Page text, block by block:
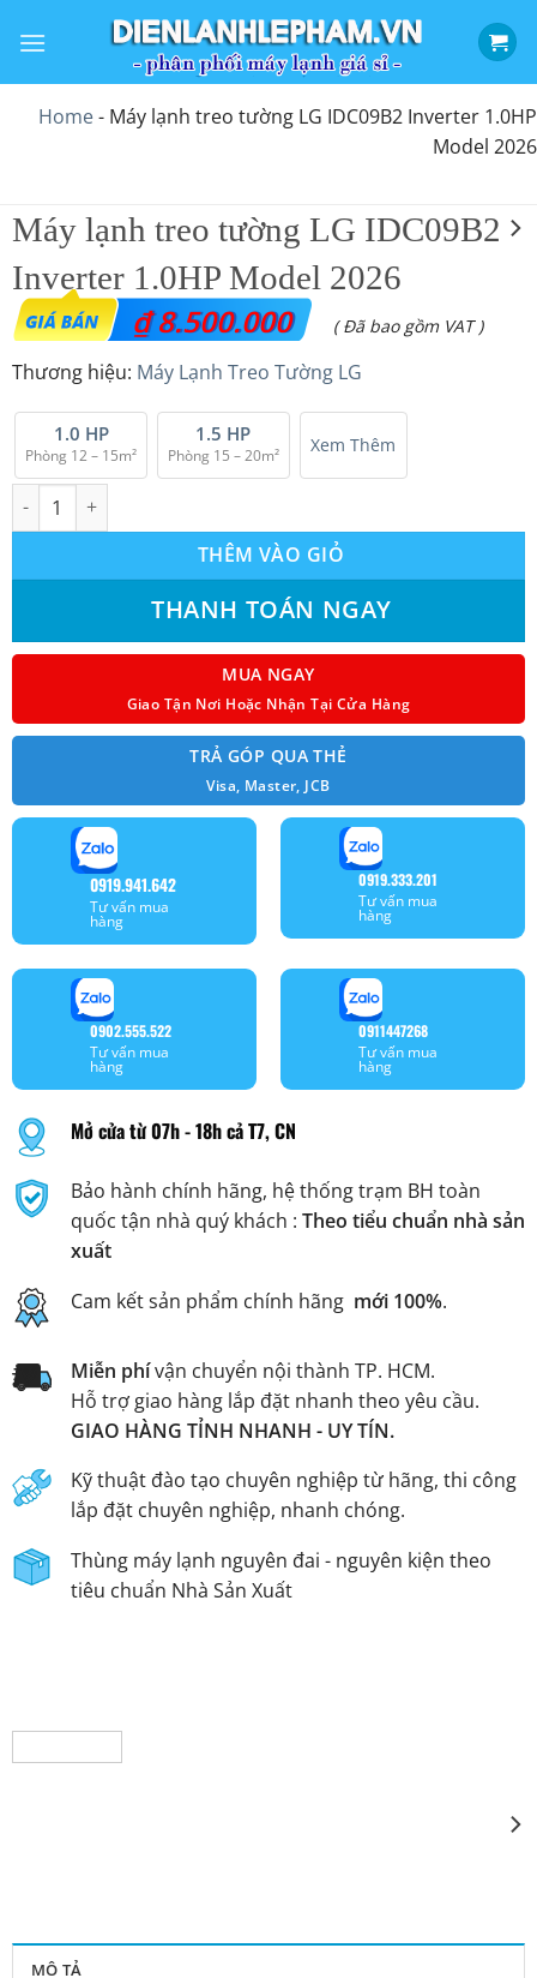
qua
dungHome- Máy lạnh treo tường LG IDC09B2 Inverter 1.0HP
Model 2026
MÔ TẢ
Máy lạnh treo tường LG IDC09B2
Inverter 1.0HP Model 2026
₫8.500.000 ( Đã bao gồm VAT )
Thương hiệu: Máy Lạnh Treo Tường LG
1.0 HP
Phòng 12 – 15m²
1.5 HP
Phòng 15 – 20m² Xem Thêm
Máy lạnh treo tường LG IDC09B2 Inverter 1.0HP Model 2026 số
THÊM VÀO GIỎ
THANH TOÁN NGAY
MUA NGAY
Giao Tận Nơi Hoặc Nhận Tại Cửa Hàng
TRẢ GÓP QUA THẺ
Visa, Master, JCB
0919.941.642
Tư vấn mua
hàng
0919.333.201
Tư vấn mua
hàng
0902.555.522
Tư vấn mua
hàng
0911447268
Tư vấn mua
hàng
Mở cửa từ 07h - 18h cả T7, CN
Bảo hành chính hãng, hệ thống trạm BH toàn
quốc tận nhà quý khách : Theo tiểu chuẩn nhà sản
xuất
Cam kết sản phẩm chính hãng mới 100%.
Miễn phívận chuyển nội thành TP. HCM.
Hỗ trợ giao hàng lắp đặt nhanh theo yêu cầu.
GIAO HÀNG TỈNH NHANH - UY TÍN.
Kỹ thuật đào tạo chuyên nghiệp từ hãng, thi công
lắp đặt chuyên nghiệp, nhanh chóng.
Thùng máy lạnh nguyên đai - nguyên kiện theo
tiêu chuẩn Nhà Sản Xuất